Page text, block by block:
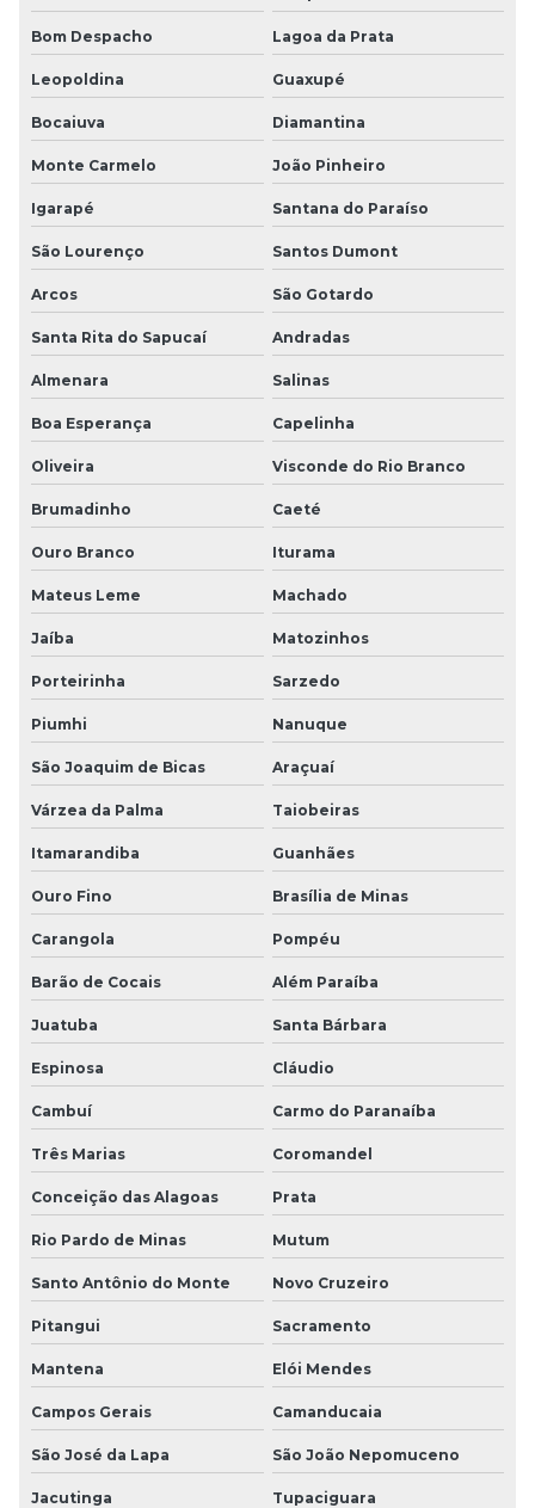
Bom Despacho Lagoa da Prata
Leopoldina Guaxupé
Bocaiuva Diamantina
Monte Carmelo João Pinheiro
Igarapé Santana do Paraíso
São Lourenço Santos Dumont
Arcos São Gotardo
Santa Rita do Sapucaí Andradas
Almenara Salinas
Boa Esperança Capelinha
Oliveira Visconde do Rio Branco
Brumadinho Caeté
Ouro Branco Iturama
Mateus Leme Machado
Jaíba Matozinhos
Porteirinha Sarzedo
Piumhi Nanuque
São Joaquim de Bicas Araçuaí
Várzea da Palma Taiobeiras
Itamarandiba Guanhães
Ouro Fino Brasília de Minas
Carangola Pompéu
Barão de Cocais Além Paraíba
Juatuba Santa Bárbara
Espinosa Cláudio
Cambuí Carmo do Paranaíba
Três Marias Coromandel
Conceição das Alagoas Prata
Rio Pardo de Minas Mutum
Santo Antônio do Monte Novo Cruzeiro
Pitangui Sacramento
Mantena Elói Mendes
Campos Gerais Camanducaia
São José da Lapa São João Nepomuceno
Jacutinga Tupaciguara